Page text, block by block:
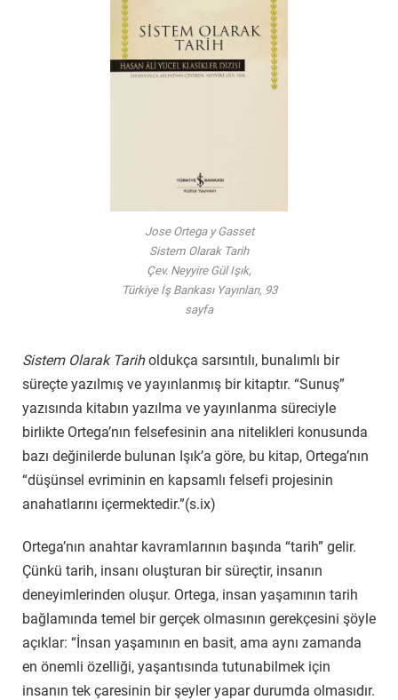
Jose Ortega y Gasset
Sistem Olarak Tarih
Çev. Neyyire Gül Işık,
Türkiye İş Bankası Yayınları, 93
sayfa
Sistem Olarak Tariholdukça sarsıntılı, bunalımlı bir
süreçte yazılmış ve yayınlanmış bir kitaptır. “Sunuş”
yazısında kitabın yazılma ve yayınlanma süreciyle
birlikte Ortega’nın felsefesinin ana nitelikleri konusunda
bazı değinilerde bulunan Işık’a göre, bu kitap, Ortega’nın
“düşünsel evriminin en kapsamlı felsefi projesinin
anahatlarını içermektedir.”(s.ix)
Ortega’nın anahtar kavramlarının başında “tarih” gelir.
Çünkü tarih, insanı oluşturan bir süreçtir, insanın
deneyimlerinden oluşur. Ortega, insan yaşamının tarih
bağlamında temel bir gerçek olmasının gerekçesini şöyle
açıklar: “İnsan yaşamının en basit, ama aynı zamanda
en önemli özelliği, yaşantısında tutunabilmek için
insanın tek çaresinin bir şeyler yapar durumda olmasıdır.